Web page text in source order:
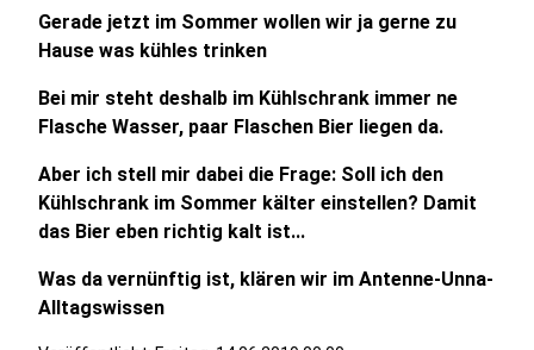
Gerade jetzt im Sommer wollen wir ja gerne zu
Hause was kühles trinken
Bei mir steht deshalb im Kühlschrank immer ne
Flasche Wasser, paar Flaschen Bier liegen da.
Aber ich stell mir dabei die Frage: Soll ich den
Kühlschrank im Sommer kälter einstellen? Damit
das Bier eben richtig kalt ist...
Was da vernünftig ist, klären wir im Antenne-Unna-
Alltagswissen